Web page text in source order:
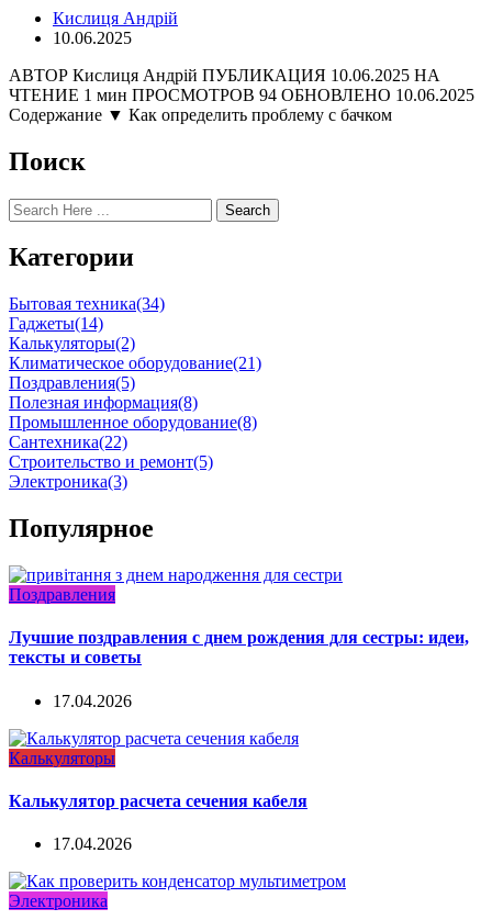
Кислиця Андрій
10.06.2025
АВТОР Кислиця Андрій ПУБЛИКАЦИЯ 10.06.2025 НА
ЧТЕНИЕ 1 мин ПРОСМОТРОВ 94 ОБНОВЛЕНО 10.06.2025
Содержание ▼ Как определить проблему с бачком
Поиск
Search
Категории
Бытовая техника(34)
Гаджеты(14)
Калькуляторы(2)
Климатическое оборудование(21)
Поздравления(5)
Полезная информация(8)
Промышленное оборудование(8)
Сантехника(22)
Строительство и ремонт(5)
Электроника(3)
Популярное
Поздравления
Лучшие поздравления с днем рождения для сестры: идеи,
тексты и советы
17.04.2026
Калькуляторы
Калькулятор расчета сечения кабеля
17.04.2026
Электроника